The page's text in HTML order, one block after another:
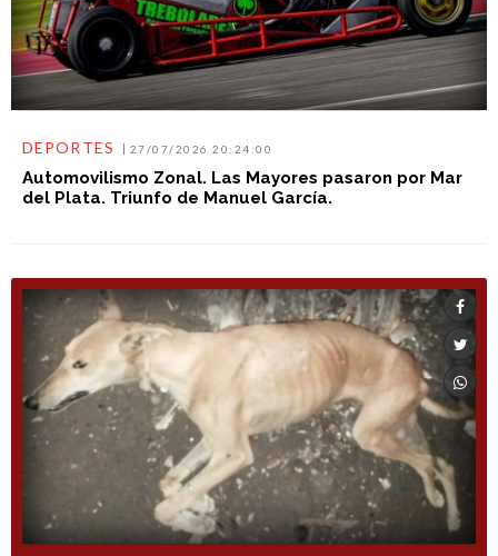
DEPORTES 27/07/2026 20:24:00
Automovilismo Zonal. Las Mayores pasaron por Mar
del Plata. Triunfo de Manuel García.